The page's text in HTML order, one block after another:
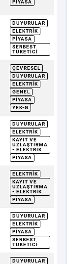
PIYASA
DUYURULAR
ELEKTRIK
PIYASA
SERBEST
TÜKETICI
ÇEVRESEL
DUYURULAR
ELEKTRIK
GENEL
PIYASA
YEK-G
DUYURULAR
ELEKTRIK
KAYIT VE
UZLAŞTIRMA
- ELEKTRIK
PIYASA
ELEKTRIK
KAYIT VE
UZLAŞTIRMA
- ELEKTRIK
PIYASA
DUYURULAR
ELEKTRIK
PIYASA
SERBEST
TÜKETICI
DUYURULAR